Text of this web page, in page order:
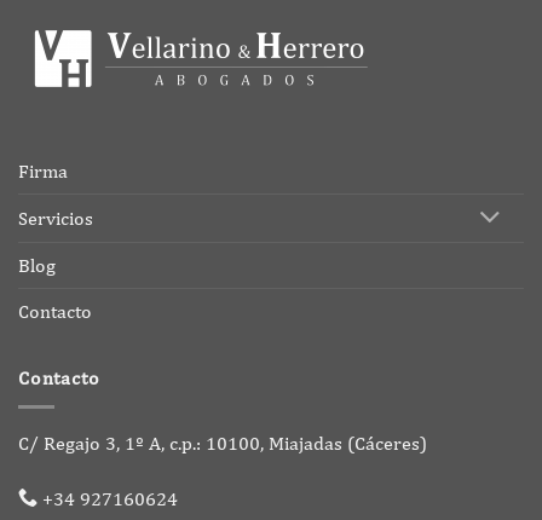
Firma
Servicios
Blog
Contacto
Contacto
C/ Regajo 3, 1º A, c.p.: 10100, Miajadas (Cáceres)
+34 927160624